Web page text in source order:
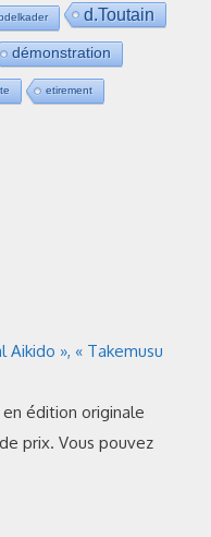
d.Toutain
démonstration
etirement
», « Takemusu
édition originale
prix. Vous pouvez